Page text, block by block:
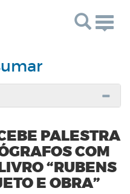
PALESTRA
COM
“RUBENS
E OBRA”